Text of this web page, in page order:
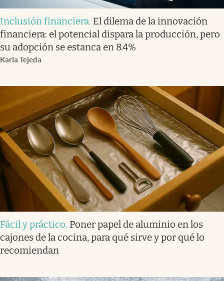
Inclusión financiera. El dilema de la innovación
financiera: el potencial dispara la producción, pero
su adopción se estanca en 8.4%
Karla Tejeda
Fácil y práctico. Poner papel de aluminio en los
cajones de la cocina, para qué sirve y por qué lo
recomiendan